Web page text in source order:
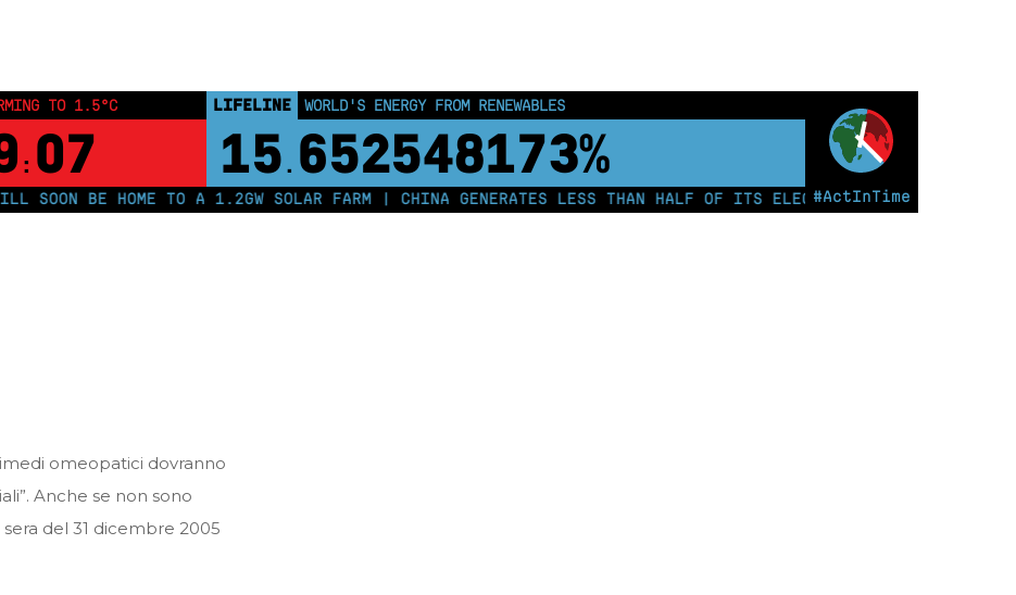
#ActInTime
TO 1.5°C
: 07
LIFELINE WORLD'S ENERGY FROM RENEWABLES
15 . 652548178%
BE HOME TO A 1.2GW SOLAR FARM | CHINA GENERATES LESS THAN HALF OF ITS ELECTRICITY FROM COAL
omeopatici dovranno
Anche se non sono
del 31 dicembre 2005